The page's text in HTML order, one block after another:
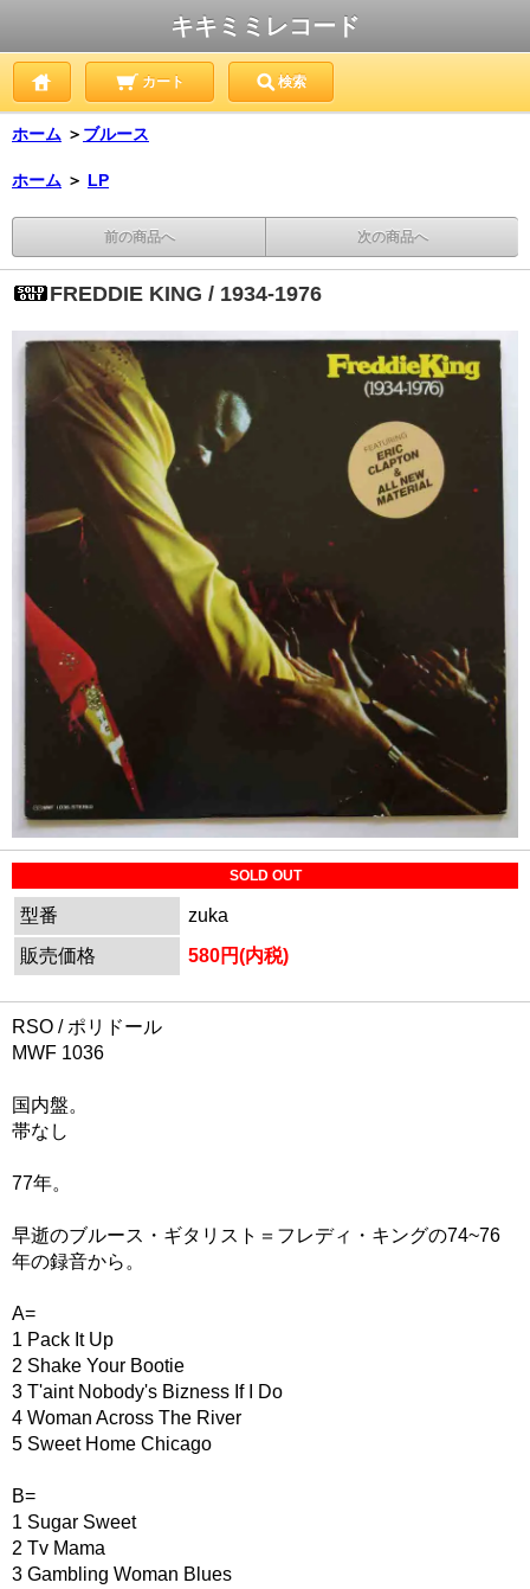
キキミミレコード
カート 検索
ホーム ＞ ブルース
ホーム ＞ LP
前の商品へ 次の商品へ
FREDDIE KING / 1934-1976
SOLD OUT
型番
zuka
販売価格
580円(内税)
RSO / ポリドール
MWF 1036
国内盤。
帯なし
77年。
早逝のブルース・ギタリスト＝フレディ・キングの74~76
年の録音から。
A=
1 Pack It Up
2 Shake Your Bootie
3 T'aint Nobody's Bizness If I Do
4 Woman Across The River
5 Sweet Home Chicago
B=
1 Sugar Sweet
2 Tv Mama
3 Gambling Woman Blues